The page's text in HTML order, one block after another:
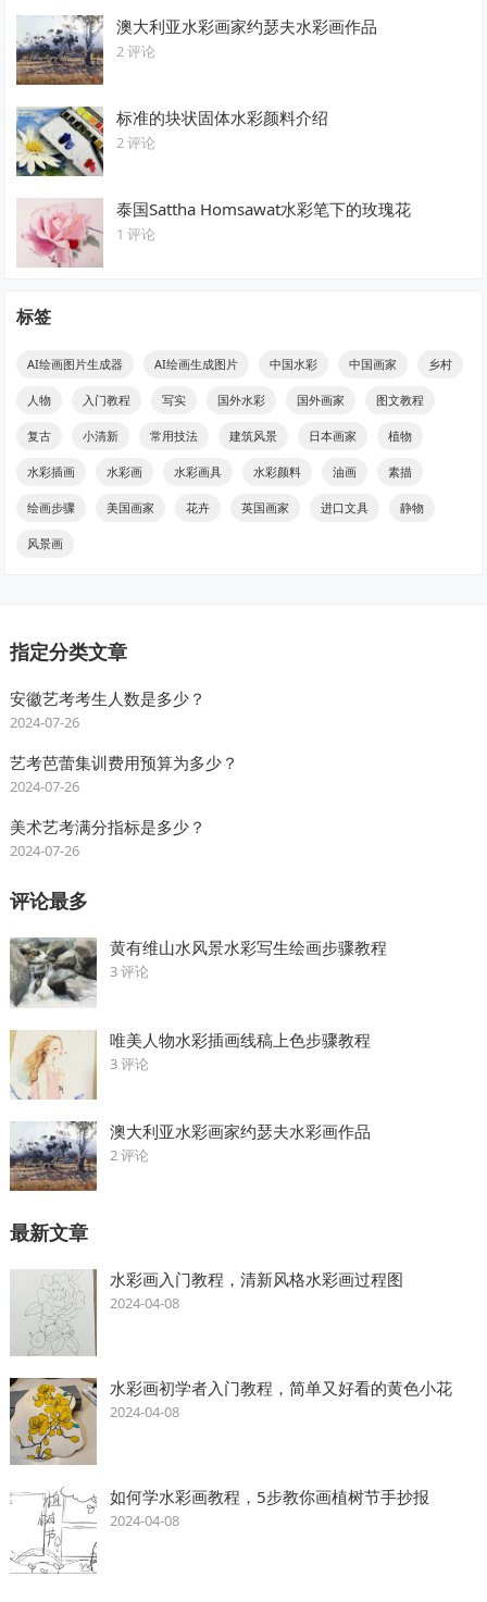
澳大利亚水彩画家约瑟夫水彩画作品
2 评论
标准的块状固体水彩颜料介绍
2 评论
泰国Sattha Homsawat水彩笔下的玫瑰花
1 评论
标签
AI绘画图片生成器 AI绘画生成图片 中国水彩 中国画家 乡村
人物 入门教程 写实 国外水彩 国外画家 图文教程
复古 小清新 常用技法 建筑风景 日本画家 植物
水彩插画 水彩画 水彩画具 水彩颜料 油画 素描
绘画步骤 美国画家 花卉 英国画家 进口文具 静物
风景画
指定分类文章
安徽艺考考生人数是多少？
2024-07-26
艺考芭蕾集训费用预算为多少？
2024-07-26
美术艺考满分指标是多少？
2024-07-26
评论最多
黄有维山水风景水彩写生绘画步骤教程
3 评论
唯美人物水彩插画线稿上色步骤教程
3 评论
澳大利亚水彩画家约瑟夫水彩画作品
2 评论
最新文章
水彩画入门教程，清新风格水彩画过程图
2024-04-08
水彩画初学者入门教程，简单又好看的黄色小花
2024-04-08
如何学水彩画教程，5步教你画植树节手抄报
2024-04-08